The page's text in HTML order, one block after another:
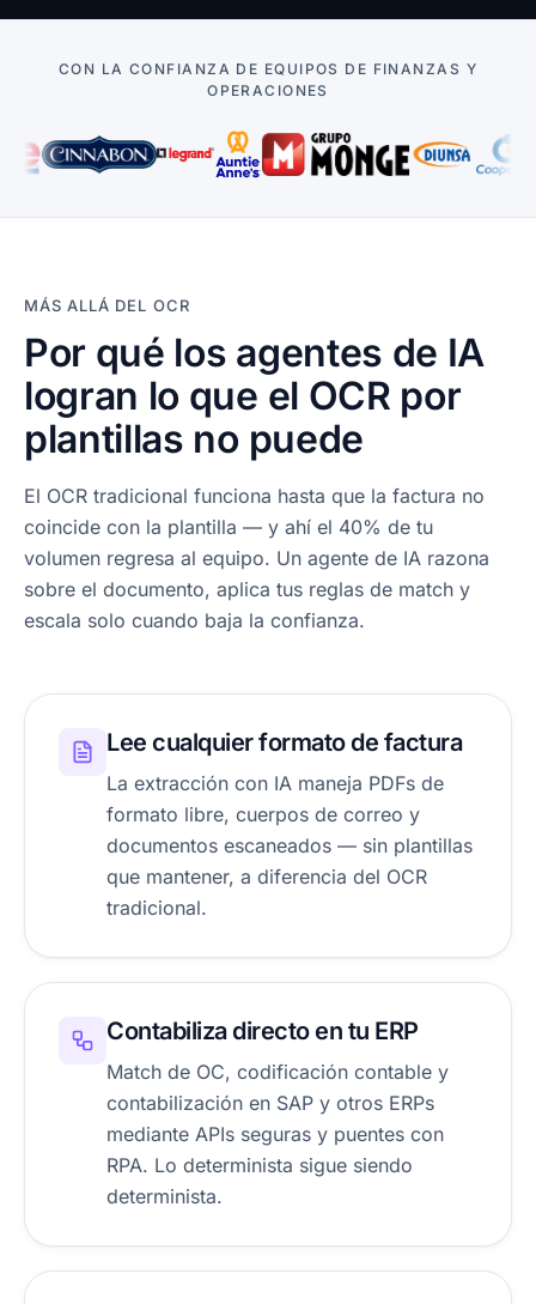
CON LA CONFIANZA DE EQUIPOS DE FINANZAS Y
OPERACIONES
MÁS ALLÁ DEL OCR
Por qué los agentes de IA
logran lo que el OCR por
plantillas no puede
El OCR tradicional funciona hasta que la factura no
coincide con la plantilla — y ahí el 40% de tu
volumen regresa al equipo. Un agente de IA razona
sobre el documento, aplica tus reglas de match y
escala solo cuando baja la confianza.
Lee cualquier formato de factura
La extracción con IA maneja PDFs de
formato libre, cuerpos de correo y
documentos escaneados — sin plantillas
que mantener, a diferencia del OCR
tradicional.
Contabiliza directo en tu ERP
Match de OC, codificación contable y
contabilización en SAP y otros ERPs
mediante APIs seguras y puentes con
RPA. Lo determinista sigue siendo
determinista.